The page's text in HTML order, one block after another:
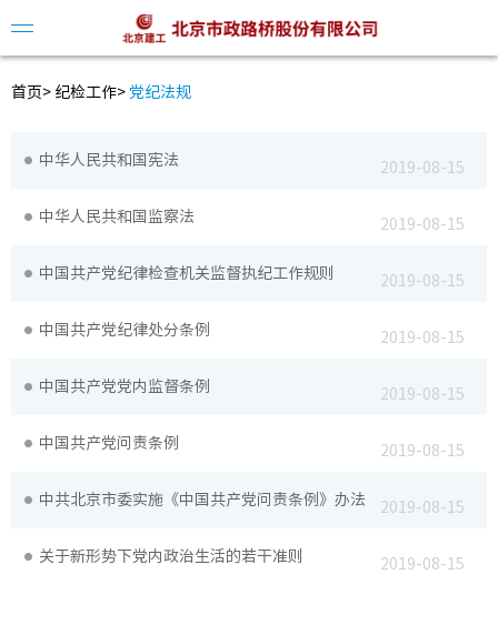
领导介
组织架
发展历
首页 > 纪检工作> 党纪法规
中华人民共和国宪法 2019-08-15
中华人民共和国监察法 2019-08-15
中国共产党纪律检查机关监督执纪工作规则 2019-08-15
中国共产党纪律处分条例 2019-08-15
中国共产党党内监督条例 2019-08-15
中国共产党问责条例 2019-08-15
中共北京市委实施《中国共产党问责条例》办法 2019-08-15
关于新形势下党内政治生活的若干准则 2019-08-15